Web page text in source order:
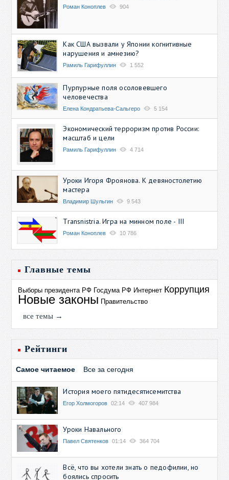
Роман Коноплев 904
Как США вызвали у Японии когнитивные
нарушения и амнезию?
Рамиль Гарифуллин 1 552
Пурпурные поля осоловевшего
человечества
Елена Кондратьева-Сальгеро 5 154
Экономический терроризм против России:
масштаб и цели
Рамиль Гарифуллин 4 714
Уроки Игоря Фроянова. К девяностолетию
мастера
Владимир Шульгин 9 543
Transnistria. Игра на минном поле - III
Роман Коноплев 10 786
Главные темы
Выборы президента РФ Госдума РФ Интернет Коррупция
Новые законы Правительство
все темы →
Рейтинги
Самое читаемое Все за сегодня
История моего пятидесятисемитства
Егор Холмогоров 02:14 407 984
Уроки Навального
Павел Святенков 01:14 364 704
Всё, что вы хотели знать о педофилии, но
боялись спросить